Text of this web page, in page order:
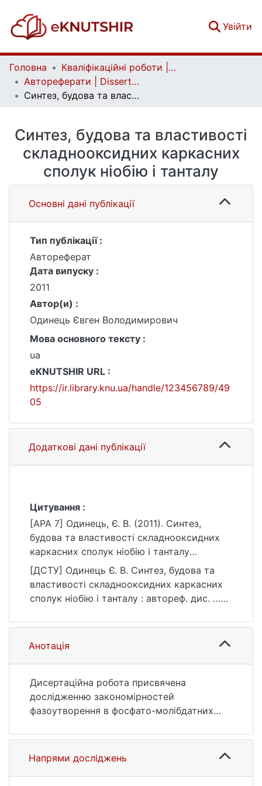
Увійти
Головна
Кваліфікаційні роботи | Qualifying works
Автореферати | Dissertation abstract
Синтез, будова та властивості складнооксидних каркасних сполук ніобію і танталу
Синтез, будова та властивості
складнооксидних каркасних
сполук ніобію і танталу
Основні дані публікації
Тип публікації :
Автореферат
Дата випуску :
2011
Автор(и) :
Одинець Євген Володимирович
Мова основного тексту :
ua
eKNUTSHIR URL :
https://ir.library.knu.ua/handle/123456789/49
05
Додаткові дані публікації
Цитування :
[APA 7] Одинець, Є. В. (2011). Синтез,
будова та властивості складнооксидних
каркасних сполук ніобію і танталу
[Автореф. дис. канд. хім. наук, Київський
національний університет імені Тараса
Шевченка]. eKNUTSHIR.
https://ir.library.knu.ua/handle/123456789/49
05
[ДСТУ] Одинець Є. В. Синтез, будова та
властивості складнооксидних каркасних
сполук ніобію і танталу : автореф. дис. …
2011. 22 с. URL:
https://ir.library.knu.ua/handle/123456789/49
05 (дата звернення: 25.07.2026).
Анотація
Дисертаційна робота присвячена
дослідженню закономірностей
фазоутворення в фосфато-молібдатних
основі титану, цирконію, ніобію і танталу,
практичному підтвердженню
взаємозв’язку сполук, що належать до
Напрями досліджень